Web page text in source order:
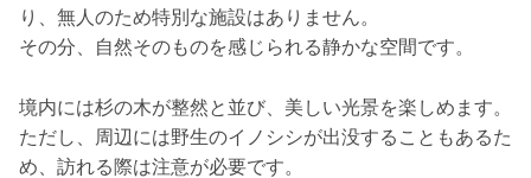
り、無人のため特別な施設はありません。
その分、自然そのものを感じられる静かな空間です。
境内には杉の木が整然と並び、美しい光景を楽しめます。
ただし、周辺には野生のイノシシが出没することもあるた
め、訪れる際は注意が必要です。